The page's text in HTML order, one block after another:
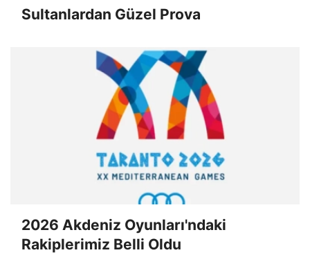
Sultanlardan Güzel Prova
2026 Akdeniz Oyunları'ndaki
Rakiplerimiz Belli Oldu